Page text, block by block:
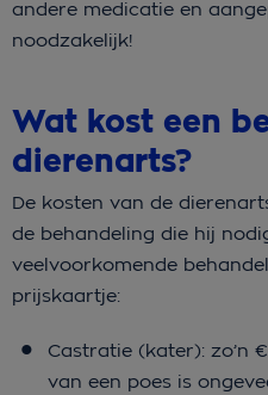
andere medicatie en
noodzakelijk!
Wat kost een
dierenarts?
De kosten van de
de behandeling die hij
veelvoorkomende
prijskaartje:
Castratie (kater): zo’n
van een poes is